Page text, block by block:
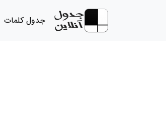
جدول کلمات